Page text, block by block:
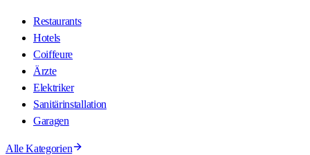
Restaurants
Hotels
Coiffeure
Ärzte
Elektriker
Sanitärinstallation
Garagen
Alle Kategorien